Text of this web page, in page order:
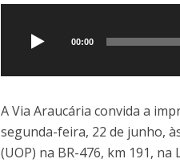
e
b
k
at
s
p
p
y
k
áudio
00:00
A Via Araucária convida a
segunda-feira, 22 de junho,
(UOP) na BR-476, km 191, na